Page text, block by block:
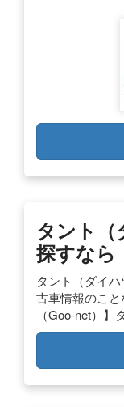
タント（
探すなら
タント（ダイ
古車情報のこ
（Goo-net）